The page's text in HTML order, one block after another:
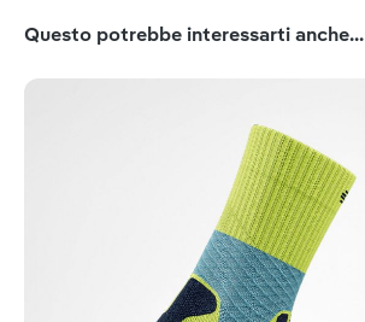
Salta la galleria dei prodotti
Questo potrebbe interessarti anche...